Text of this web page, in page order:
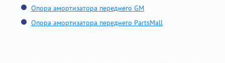
Опора амортизатора переднего GM
Опора амортизатора переднего PartsMall